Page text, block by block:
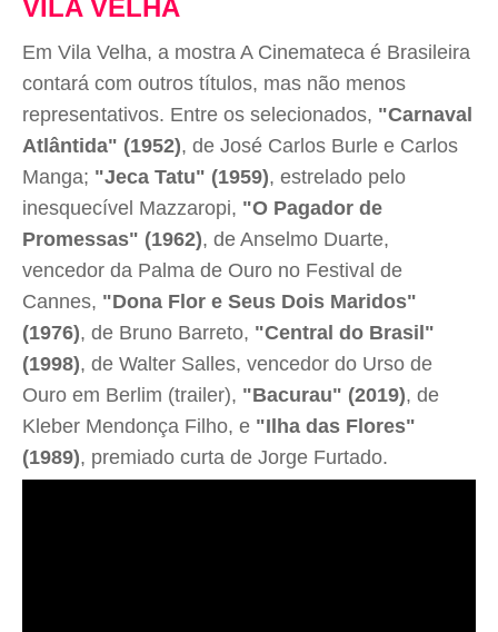
VILA VELHA
Em Vila Velha, a mostra A Cinemateca é Brasileira
contará com outros títulos, mas não menos
representativos. Entre os selecionados, "Carnaval
Atlântida" (1952), de José Carlos Burle e Carlos
Manga; "Jeca Tatu" (1959), estrelado pelo
inesquecível Mazzaropi, "O Pagador de
Promessas" (1962), de Anselmo Duarte,
vencedor da Palma de Ouro no Festival de
Cannes, "Dona Flor e Seus Dois Maridos"
(1976), de Bruno Barreto, "Central do Brasil"
(1998), de Walter Salles, vencedor do Urso de
Ouro em Berlim (trailer), "Bacurau" (2019), de
Kleber Mendonça Filho, e "Ilha das Flores"
(1989), premiado curta de Jorge Furtado.